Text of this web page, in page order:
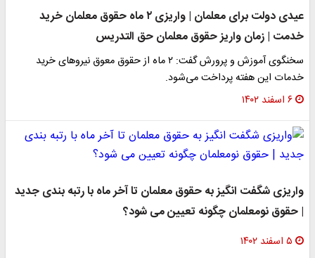
عیدی دولت برای معلمان | واریزی ۲ ماه حقوق معلمان خرید
خدمت | زمان واریز حقوق معلمان حق التدریس
سخنگوی آموزش و پرورش گفت: ۲ ماه از حقوق معوق نیروهای خرید
خدمات این هفته پرداخت می‌شود.
۶ اسفند ۱۴۰۲
واریزی شگفت انگیز به حقوق معلمان تا آخر ماه با رتبه بندی جدید
| حقوق نومعلمان چگونه تعیین می شود؟
۵ اسفند ۱۴۰۲